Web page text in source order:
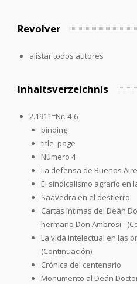
Revolver
alistar todos autores
Inhaltsverzeichnis
2.1911=Nr. 4-6
binding
title_page
Número 4
La defensa de Buenos
El sindicalismo agrario en
Saavedra en el destierro
Cartas íntimas del Deán
hermano Don Ambrosi -
La vida intelectual en las
(Continuación)
Crónica del centenario
Monumento al Deán